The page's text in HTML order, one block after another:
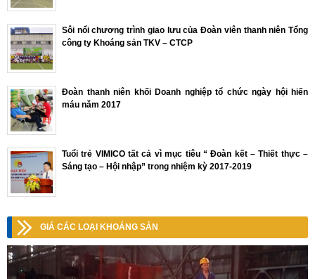
Sôi nổi chương trình giao lưu của Đoàn viên thanh niên Tổng
công ty Khoáng sản TKV – CTCP
Đoàn thanh niên khối Doanh nghiệp tổ chức ngày hội hiến
máu năm 2017
Tuổi trẻ VIMICO tất cả vì mục tiêu “ Đoàn kết – Thiết thực –
Sáng tạo – Hội nhập” trong nhiệm kỳ 2017-2019
GIÁ CÁC LOẠI KHOÁNG SẢN